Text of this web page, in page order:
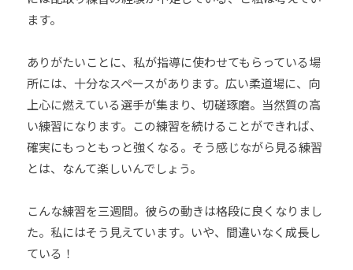
ます。
ありがたいことに、私が指導に使わせてもらっている場
所には、十分なスペースがあります。広い柔道場に、向
上心に燃えている選手が集まり、切磋琢磨。当然質の高
い練習になります。この練習を続けることができれば、
確実にもっともっと強くなる。そう感じながら見る練習
とは、なんて楽しいんでしょう。
こんな練習を三週間。彼らの動きは格段に良くなりまし
た。私にはそう見えています。いや、間違いなく成長し
ている！